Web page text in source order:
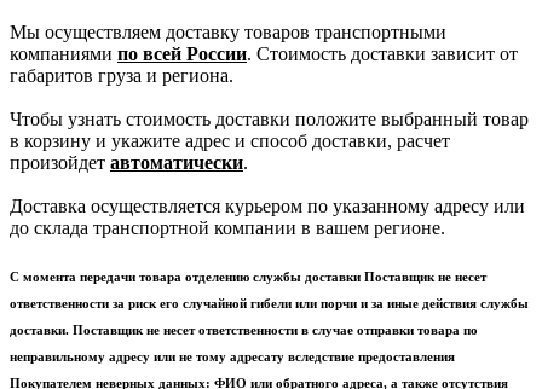
Мы осуществляем доставку товаров транспортными
компаниями по всей России. Стоимость доставки зависит от
габаритов груза и региона.
Чтобы узнать стоимость доставки положите выбранный товар
в корзину и укажите адрес и способ доставки, расчет
произойдет автоматически.
Доставка осуществляется курьером по указанному адресу или
до склада транспортной компании в вашем регионе.
С момента передачи товара отделению службы доставки Поставщик не несет
ответственности за риск его случайной гибели или порчи и за иные действия службы
доставки. Поставщик не несет ответственности в случае отправки товара по
неправильному адресу или не тому адресату вследствие предоставления
Покупателем неверных данных: ФИО или обратного адреса, а также отсутствия